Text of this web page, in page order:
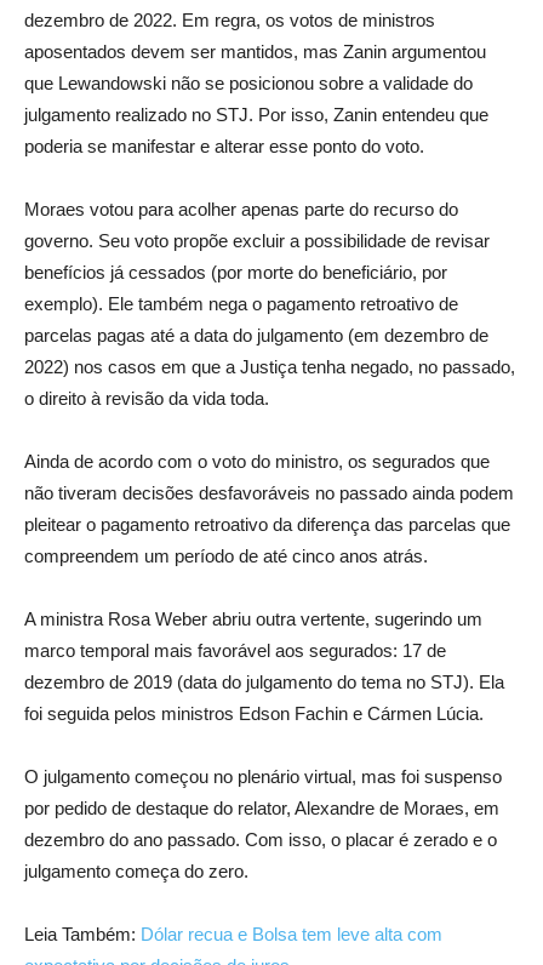
dezembro de 2022. Em regra, os votos de ministros
aposentados devem ser mantidos, mas Zanin argumentou
que Lewandowski não se posicionou sobre a validade do
julgamento realizado no STJ. Por isso, Zanin entendeu que
poderia se manifestar e alterar esse ponto do voto.
Moraes votou para acolher apenas parte do recurso do
governo. Seu voto propõe excluir a possibilidade de revisar
benefícios já cessados (por morte do beneficiário, por
exemplo). Ele também nega o pagamento retroativo de
parcelas pagas até a data do julgamento (em dezembro de
2022) nos casos em que a Justiça tenha negado, no passado,
o direito à revisão da vida toda.
Ainda de acordo com o voto do ministro, os segurados que
não tiveram decisões desfavoráveis no passado ainda podem
pleitear o pagamento retroativo da diferença das parcelas que
compreendem um período de até cinco anos atrás.
A ministra Rosa Weber abriu outra vertente, sugerindo um
marco temporal mais favorável aos segurados: 17 de
dezembro de 2019 (data do julgamento do tema no STJ). Ela
foi seguida pelos ministros Edson Fachin e Cármen Lúcia.
O julgamento começou no plenário virtual, mas foi suspenso
por pedido de destaque do relator, Alexandre de Moraes, em
dezembro do ano passado. Com isso, o placar é zerado e o
julgamento começa do zero.
Leia Também: Dólar recua e Bolsa tem leve alta com